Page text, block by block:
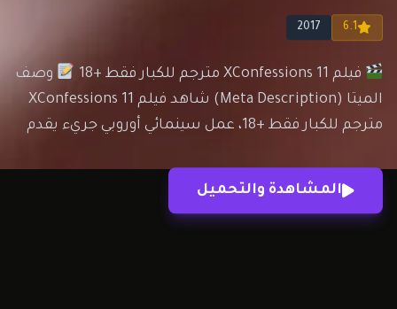
6.1
2017
فيلم XConfessions 11 مترجم للكبار فقط +18
وصف
الميتا (Meta Description) شاهد فيلم XConfessions 11
مترجم للكبار فقط +18، عمل سينمائي أوروبي جريء يقدم
الرغبة والمشاعر.
الرابط الصديق لمحركات البحث
المشاهدة والتحميل